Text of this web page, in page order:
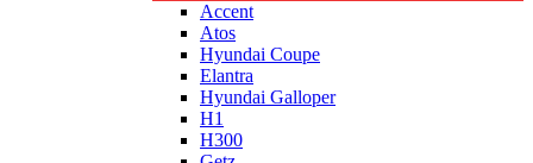
Accent
Atos
Hyundai Coupe
Elantra
Hyundai Galloper
H1
H300